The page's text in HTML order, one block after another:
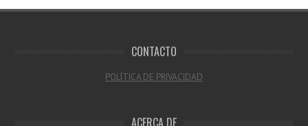
CONTACTO
POLÍTICA DE PRIVACIDAD
ACERCA DE